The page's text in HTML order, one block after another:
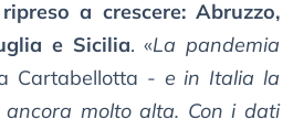
a crescere: Abruzzo,
e Sicilia. «La pandemia
Cartabellotta - e in Italia la
molto alta. Con i dati